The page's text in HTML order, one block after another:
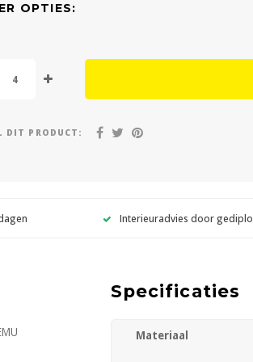
OPTIES:
DIT PRODUCT:
Interieuradvies door
Specificaties
Materiaal